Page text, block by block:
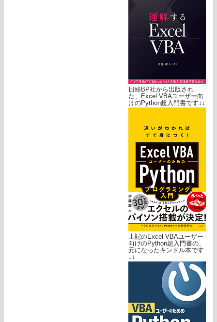
日経BP社から出版され
た、Excel VBAユーザー向
けのPython超入門書です↓↓
上記のExcel VBAユーザー
向けのPython超入門書の、
元になったキンドル本です
↓↓